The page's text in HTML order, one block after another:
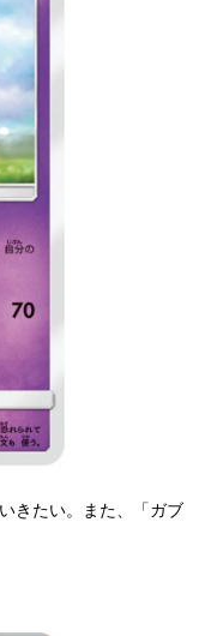
きたい。また、「ガブ